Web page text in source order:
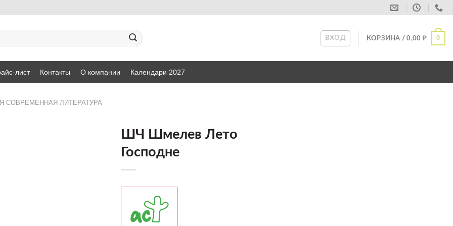
ВХОД КОРЗИНА /0,00 ₽ 0
лист Контакты О компании Календари 2027
СОВРЕМЕННАЯ ЛИТЕРАТУРА
ШЧ Шмелев Лето
Господне